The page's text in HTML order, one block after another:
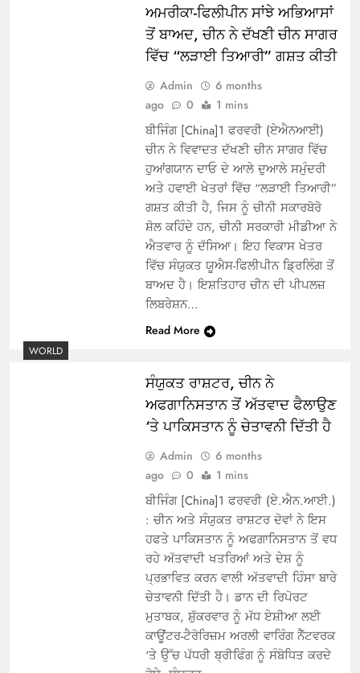
ਅਮਰੀਕਾ-ਫਿਲੀਪੀਨ ਸਾਂਝੇ ਅਭਿਆਸਾਂ
ਤੋਂ ਬਾਅਦ, ਚੀਨ ਨੇ ਦੱਖਣੀ ਚੀਨ ਸਾਗਰ
ਵਿੱਚ “ਲੜਾਈ ਤਿਆਰੀ” ਗਸ਼ਤ ਕੀਤੀ
Admin
6 months
ago
0 1 mins
ਬੀਜਿੰਗ [China]1 ਫਰਵਰੀ (ਏਐਨਆਈ)
ਚੀਨ ਨੇ ਵਿਵਾਦਤ ਦੱਖਣੀ ਚੀਨ ਸਾਗਰ ਵਿੱਚ
ਹੁਆਂਗਯਾਨ ਦਾਓ ਦੇ ਆਲੇ ਦੁਆਲੇ ਸਮੁੰਦਰੀ
ਅਤੇ ਹਵਾਈ ਖੇਤਰਾਂ ਵਿੱਚ “ਲੜਾਈ ਤਿਆਰੀ”
ਗਸ਼ਤ ਕੀਤੀ ਹੈ, ਜਿਸ ਨੂੰ ਚੀਨੀ ਸਕਾਰਬੋਰੋ
ਸ਼ੋਲ ਕਹਿੰਦੇ ਹਨ, ਚੀਨੀ ਸਰਕਾਰੀ ਮੀਡੀਆ ਨੇ
ਐਤਵਾਰ ਨੂੰ ਦੱਸਿਆ। ਇਹ ਵਿਕਾਸ ਖੇਤਰ
ਵਿੱਚ ਸੰਯੁਕਤ ਯੂਐਸ-ਫਿਲੀਪੀਨ ਡ੍ਰਿਲਿੰਗ ਤੋਂ
ਬਾਅਦ ਹੈ। ਇਸ਼ਤਿਹਾਰ ਚੀਨ ਦੀ ਪੀਪਲਜ਼
ਲਿਬਰੇਸ਼ਨ…
Read More
WORLD
ਸੰਯੁਕਤ ਰਾਸ਼ਟਰ, ਚੀਨ ਨੇ
ਅਫਗਾਨਿਸਤਾਨ ਤੋਂ ਅੱਤਵਾਦ ਫੈਲਾਉਣ
‘ਤੇ ਪਾਕਿਸਤਾਨ ਨੂੰ ਚੇਤਾਵਨੀ ਦਿੱਤੀ ਹੈ
Admin
6 months
ago
0 1 mins
ਬੀਜਿੰਗ [China]1 ਫਰਵਰੀ (ਏ.ਐਨ.ਆਈ.)
: ਚੀਨ ਅਤੇ ਸੰਯੁਕਤ ਰਾਸ਼ਟਰ ਦੋਵਾਂ ਨੇ ਇਸ
ਹਫਤੇ ਪਾਕਿਸਤਾਨ ਨੂੰ ਅਫਗਾਨਿਸਤਾਨ ਤੋਂ ਵਧ
ਰਹੇ ਅੱਤਵਾਦੀ ਖਤਰਿਆਂ ਅਤੇ ਦੇਸ਼ ਨੂੰ
ਪ੍ਰਭਾਵਿਤ ਕਰਨ ਵਾਲੀ ਅੱਤਵਾਦੀ ਹਿੰਸਾ ਬਾਰੇ
ਚੇਤਾਵਨੀ ਦਿੱਤੀ ਹੈ। ਡਾਨ ਦੀ ਰਿਪੋਰਟ
ਮੁਤਾਬਕ, ਸ਼ੁੱਕਰਵਾਰ ਨੂੰ ਮੱਧ ਏਸ਼ੀਆ ਲਈ
ਕਾਊਂਟਰ-ਟੈਰੋਰਿਜ਼ਮ ਅਰਲੀ ਵਾਰਿੰਗ ਨੈੱਟਵਰਕ
‘ਤੇ ਉੱਚ ਪੱਧਰੀ ਬ੍ਰੀਫਿੰਗ ਨੂੰ ਸੰਬੋਧਿਤ ਕਰਦੇ